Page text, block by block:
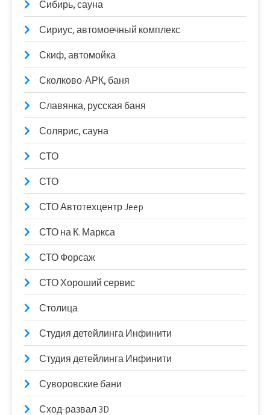
Сибирь, сауна
Сириус, автомоечный комплекс
Скиф, автомойка
Сколково-АРК, баня
Славянка, русская баня
Солярис, сауна
СТО
СТО
СТО Автотехцентр Jeep
СТО на К. Маркса
СТО Форсаж
СТО Хороший сервис
Столица
Студия детейлинга Инфинити
Студия детейлинга Инфинити
Суворовские бани
Сход-развал 3D